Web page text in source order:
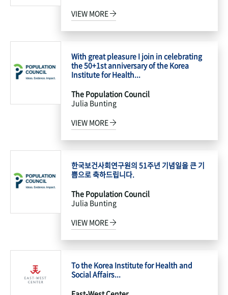
VIEW MORE
With great pleasure I join in celebrating
the 50+1st anniversary of the Korea
Institute for Health...
The Population Council
Julia Bunting
VIEW MORE
한국보건사회연구원의 51주년 기념일을 큰 기
쁨으로 축하드립니다.
The Population Council
Julia Bunting
VIEW MORE
To the Korea Institute for Health and
Social Affairs...